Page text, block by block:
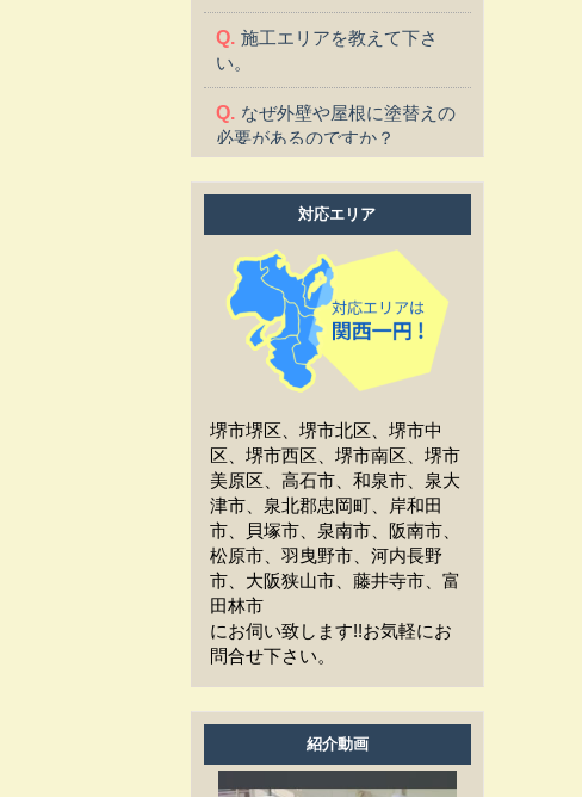
施工エリアを教えて下さ
い。
なぜ外壁や屋根に塗替えの
必要があるのですか？
塗替えに適した季節はあり
工事中、車はどうしたらい
いか？
工事中、気になる事や相談
などがある場合はどうすれば
よいですか？
工事中は留守をしても大丈
夫ですか？
施工後の保証はどうなって
いますか？
作業時間は何時から何時ま
でですか？
家の周囲に荷物を置いてま
すが、どこまで片付ければよ
いですか？
洗濯物は干せますか？
対応エリア
堺市堺区、堺市北区、堺市中
区、堺市西区、堺市南区、堺市
美原区、高石市、和泉市、泉大
津市、泉北郡忠岡町、岸和田
市、貝塚市、泉南市、阪南市、
松原市、羽曳野市、河内長野
市、大阪狭山市、藤井寺市、富
田林市
にお伺い致します!!お気軽にお
問合せ下さい。
紹介動画